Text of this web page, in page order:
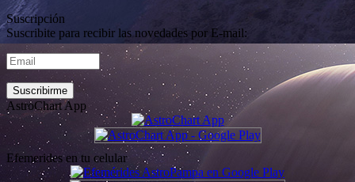
Suscripción
Suscribite para recibir las novedades por E-mail:
AstroChart App
Efemerides en tu celular